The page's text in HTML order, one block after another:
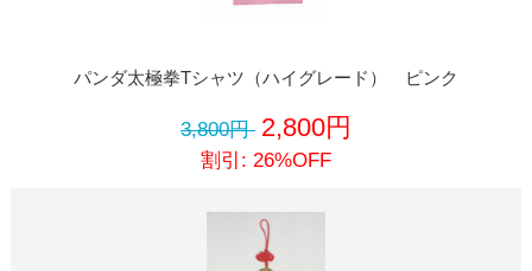
パンダ太極拳Tシャツ（ハイグレード） ピンク
3,800円 2,800円
割引: 26%OFF